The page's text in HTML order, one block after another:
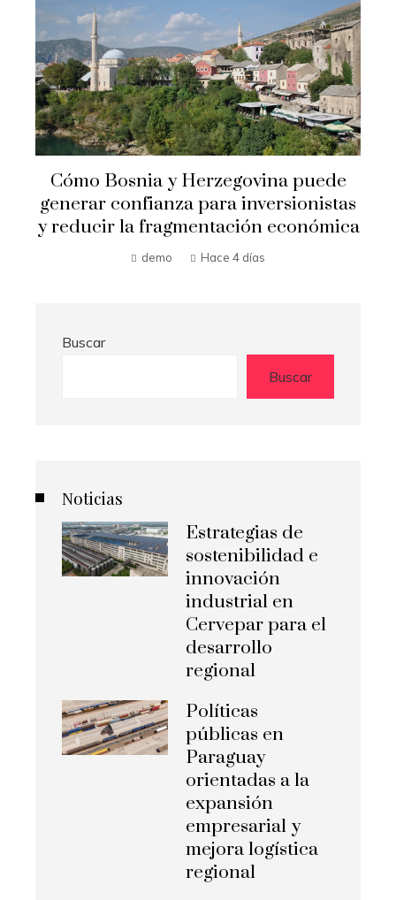
Cómo Bosnia y Herzegovina puede
generar confianza para inversionistas
y reducir la fragmentación económica
demo Hace 4 días
Buscar
Buscar
Noticias
Estrategias de
sostenibilidad e
innovación
industrial en
Cervepar para el
desarrollo
regional
Políticas
públicas en
Paraguay
orientadas a la
expansión
empresarial y
mejora logística
regional